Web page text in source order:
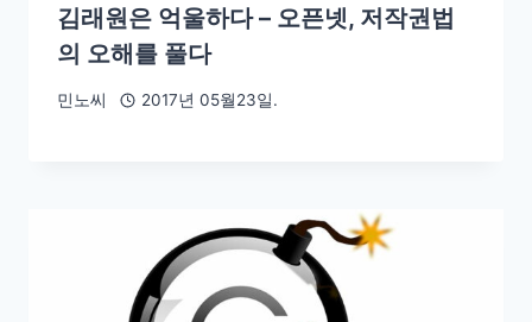
김래원은 억울하다 – 오픈넷, 저작권법
의 오해를 풀다
민노씨 2017년 05월23일.